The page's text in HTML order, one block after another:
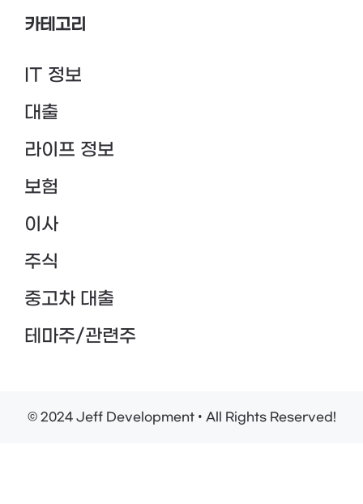
카테고리
IT 정보
대출
라이프 정보
보험
이사
주식
중고차 대출
테마주/관련주
© 2024 Jeff Development • All Rights Reserved!